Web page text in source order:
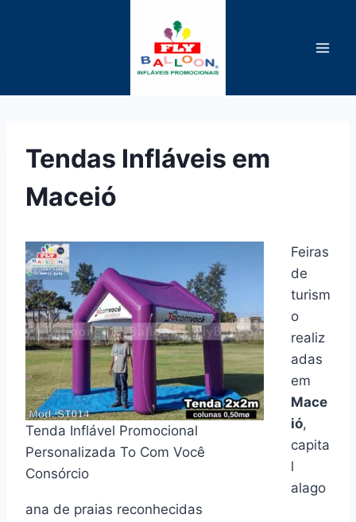
Tendas Infláveis em
Maceió
Tenda Inflável Promocional
Personalizada To Com Você
Consórcio
Feiras
de
turism
o
realiz
adas
em
Mace
ió,
capita
l
alago
ana de praias reconhecidas